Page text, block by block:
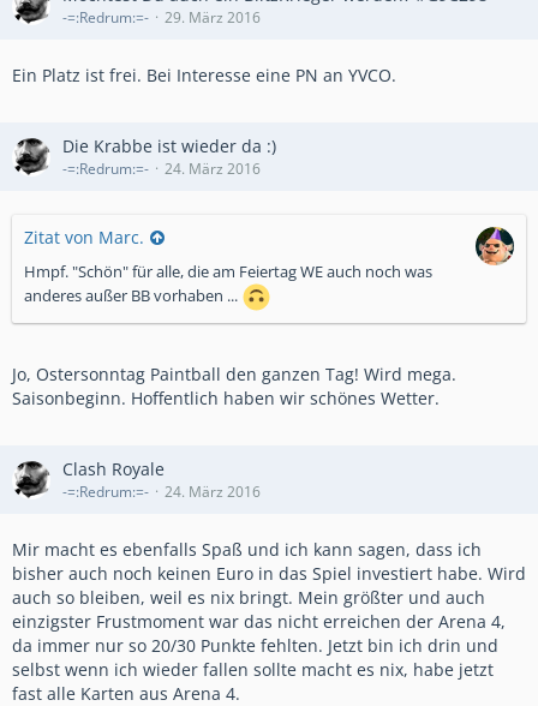
-=:Redrum:=- 29. März 2016
Ein Platz ist frei. Bei Interesse eine PN an YVCO.
Die Krabbe ist wieder da :)
-=:Redrum:=- 24. März 2016
Zitat von Marc.
Hmpf. "Schön" für alle, die am Feiertag WE auch noch was
anderes außer BB vorhaben ...
Jo, Ostersonntag Paintball den ganzen Tag! Wird mega.
Saisonbeginn. Hoffentlich haben wir schönes Wetter.
Clash Royale
-=:Redrum:=- 24. März 2016
Mir macht es ebenfalls Spaß und ich kann sagen, dass ich
bisher auch noch keinen Euro in das Spiel investiert habe. Wird
auch so bleiben, weil es nix bringt. Mein größter und auch
einzigster Frustmoment war das nicht erreichen der Arena 4,
da immer nur so 20/30 Punkte fehlten. Jetzt bin ich drin und
selbst wenn ich wieder fallen sollte macht es nix, habe jetzt
fast alle Karten aus Arena 4.